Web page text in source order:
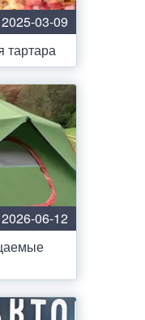
2025-03-09
тартара
2026-06-12